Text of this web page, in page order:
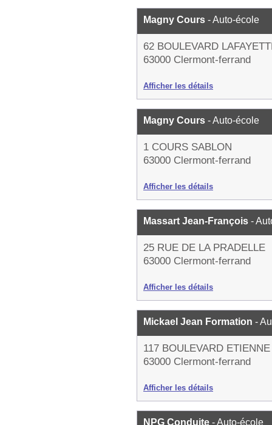
Magny Cours - Auto-école
62 BOULEVARD
63000 Clermont-ferrand
Afficher les détails
Magny Cours - Auto-école
1 COURS SABLON
63000 Clermont-ferrand
Afficher les détails
Massart Jean-François -
25 RUE DE LA PRADELLE
63000 Clermont-ferrand
Afficher les détails
Mickael Jean Formation -
117 BOULEVARD
63000 Clermont-ferrand
Afficher les détails
NPG Conduite - Auto-école